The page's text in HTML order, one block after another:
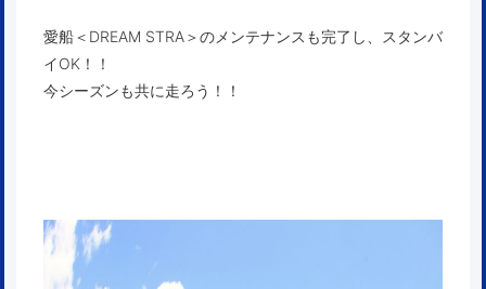
愛船＜DREAM STRA＞のメンテナンスも完了し、スタンバ
イOK！！
今シーズンも共に走ろう！！